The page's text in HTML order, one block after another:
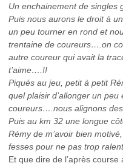
Un enchainement de singles
Puis nous aurons le droit à
un peu tourner en rond et
trentaine de coureurs….on
autre coureur qui avait la
t’aime….!!
Piqués au jeu, petit à petit
quel plaisir d’allonger un
coureurs….nous alignons
Puis au km 32 une longue
Rémy de m’avoir bien
fesses pour ne pas trop
Et que dire de l’après